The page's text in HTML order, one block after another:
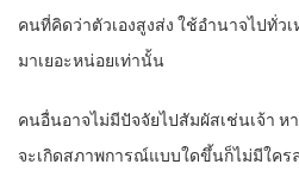
คนที่คิดว่าตัวเองสูงส่ง ใช้อำนาจไปทั่ว
มาเยอะหน่อยเท่านั้น
คนอื่นอาจไม่มีปัจจัยไปสัมผัสเช่นเจ้า ห
จะเกิดสภาพการณ์แบบใดขึ้นก็ไม่มีใคร